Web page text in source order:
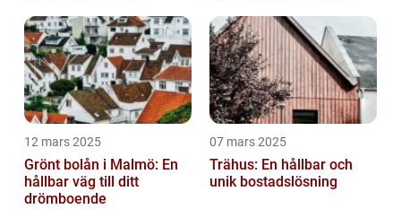
12 mars 2025
Grönt bolån i Malmö: En
hållbar väg till ditt
drömboende
07 mars 2025
Trähus: En hållbar och
unik bostadslösning